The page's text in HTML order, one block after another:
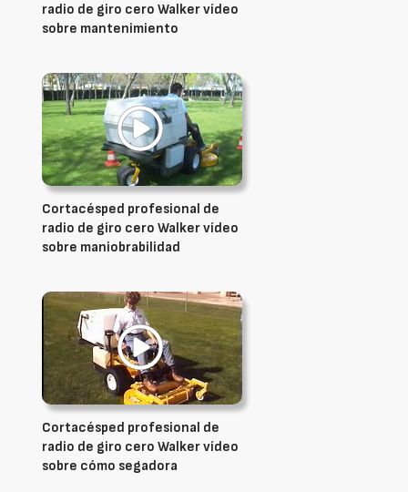
radio de giro cero Walker vídeo
sobre mantenimiento
Cortacésped profesional de
radio de giro cero Walker vídeo
sobre maniobrabilidad
Cortacésped profesional de
radio de giro cero Walker vídeo
sobre cómo segadora